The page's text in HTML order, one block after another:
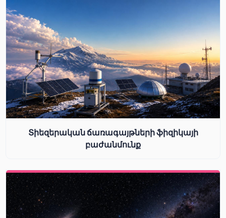
Տիեզերական ճառագայթների ֆիզիկայի
բաժանմունք